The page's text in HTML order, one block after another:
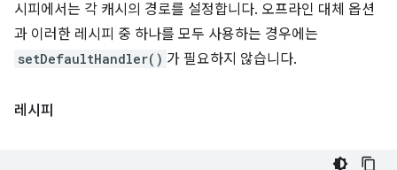
시피에서는 각 캐시의 경로를 설정합니다. 오프라인 대체 옵션
과 이러한 레시피 중 하나를 모두 사용하는 경우에는
setDefaultHandler() 가 필요하지 않습니다.
레시피